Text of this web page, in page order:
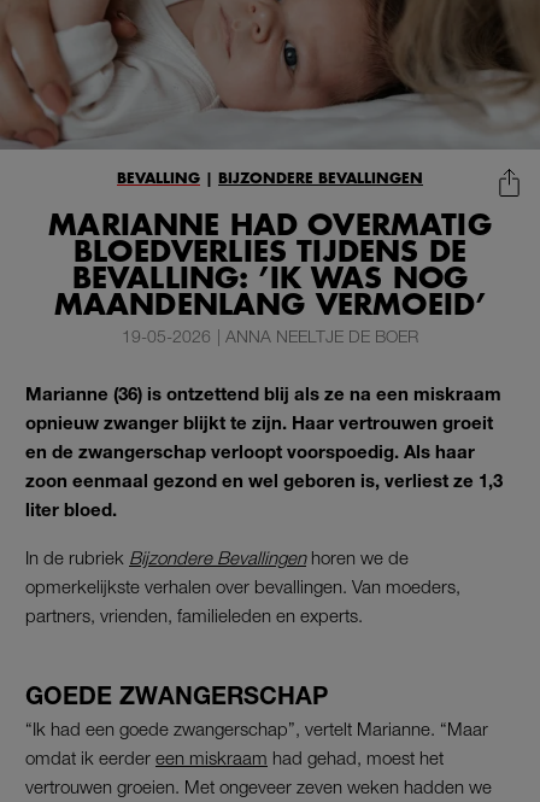
MARIANNE HAD OVERMATIG
BLOEDVERLIES TIJDENS DE
BEVALLING: ’IK WAS NOG
MAANDENLANG VERMOEID’
BEVALLING BIJZONDERE BEVALLINGEN
19-05-2026 | ANNA NEELTJE DE BOER
Marianne (36) is ontzettend blij als ze na een miskraam
opnieuw zwanger blijkt te zijn. Haar vertrouwen groeit
en de zwangerschap verloopt voorspoedig. Als haar
zoon eenmaal gezond en wel geboren is, verliest ze 1,3
liter bloed.
In de rubriek Bijzondere Bevallingenhoren we de
opmerkelijkste verhalen over bevallingen. Van moeders,
partners, vrienden, familieleden en experts.
GOEDE ZWANGERSCHAP
“Ik had een goede zwangerschap”, vertelt Marianne. “Maar
omdat ik eerder een miskraam had gehad, moest het
vertrouwen groeien. Met ongeveer zeven weken hadden we